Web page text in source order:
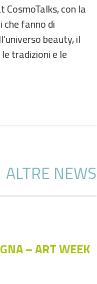
con la
che fanno di
beauty, il
tradizioni e le
ALTRE NEWS
– ART WEEK